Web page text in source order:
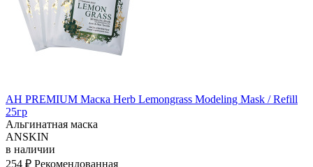
АН PREMIUM Маска Herb Lemongrass Modeling Mask / Refill
25гр
Альгинатная маска
ANSKIN
в наличии
254 ₽ Рекомендованная